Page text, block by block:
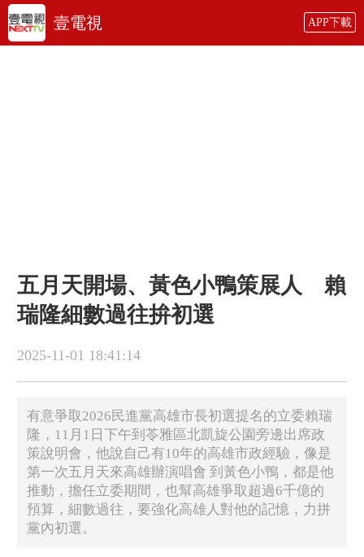
壹電視 APP下載
五月天開場、黃色小鴨策展人 賴
瑞隆細數過往拚初選
2025-11-01 18:41:14
有意爭取2026民進黨高雄市長初選提名的立委賴瑞
隆，11月1日下午到苓雅區北凱旋公園旁邊出席政
策說明會，他說自己有10年的高雄市政經驗，像是
第一次五月天來高雄辦演唱會 到黃色小鴨，都是他
推動，擔任立委期間，也幫高雄爭取超過6千億的
預算，細數過往，要強化高雄人對他的記憶，力拼
黨內初選。